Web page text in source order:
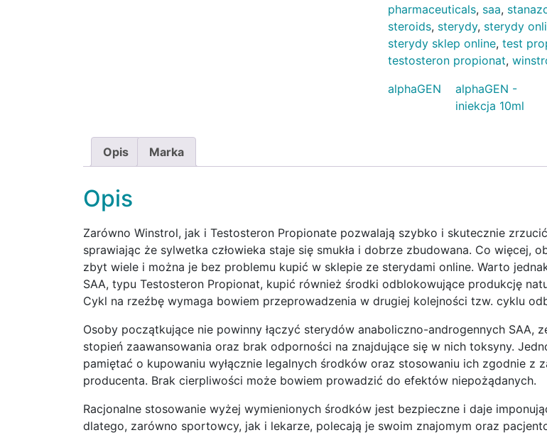
pharmaceuticals, saa,
steroids, sterydy, sterydy
sterydy sklep online, test
testosteron propionat,
alphaGEN
alphaGEN -
iniekcja 10ml
Opis Marka
Opis
Zarówno Winstrol, jak i Testosteron Propionate pozwalają szybko i skutecznie
sprawiając że sylwetka człowieka staje się smukła i dobrze zbudowana. Co więcej,
zbyt wiele i można je bez problemu kupić w sklepie ze sterydami online. Warto
SAA, typu Testosteron Propionat, kupić również środki odblokowujące produkcję
Cykl na rzeźbę wymaga bowiem przeprowadzenia w drugiej kolejności tzw. cyklu
Osoby początkujące nie powinny łączyć sterydów anaboliczno-androgennych SAA,
stopień zaawansowania oraz brak odporności na znajdujące się w nich toksyny.
pamiętać o kupowaniu wyłącznie legalnych środków oraz stosowaniu ich zgodnie z
producenta. Brak cierpliwości może bowiem prowadzić do efektów niepożądanych.
Racjonalne stosowanie wyżej wymienionych środków jest bezpieczne i daje
dlatego, zarówno sportowcy, jak i lekarze, polecają je swoim znajomym oraz